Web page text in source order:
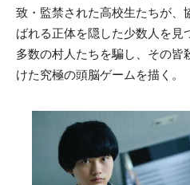
致・監禁された高校生たちが、
ばれる正体を隠した少数人を見
多数の村人たちを騙し、その皆
けた究極の頭脳ゲームを描く。